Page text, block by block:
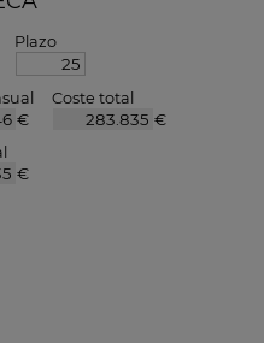
Plazo
€
Coste total
€
€